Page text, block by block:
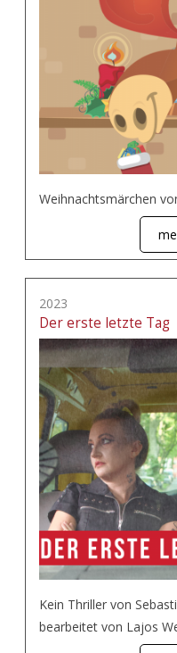
Weihnachtsmärchen
2023
Der erste letzte Tag
Kein Thriller von
bearbeitet von Lajos